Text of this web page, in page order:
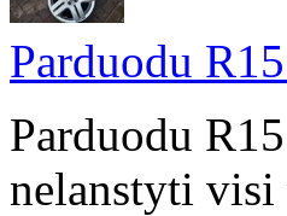
Parduodu
Parduodu
nelanstyti visi